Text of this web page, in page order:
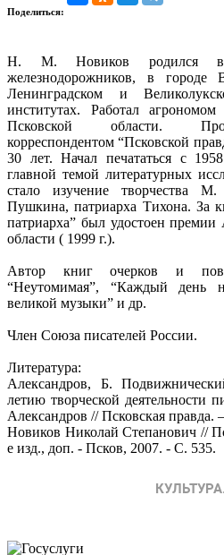
Поделиться:
Н. М. Новиков родился в
железнодорожников, в
Ленинградском и
институтах. Работал
Псковской области.
корреспондентом “Псковской
30 лет. Начал печататься с
главной темой литературных
стало изучение творчества
Пушкина, патриарха Тихона. За
патриарха” был удостоен
области ( 1999 г.).
Автор книг очерков и
“Неутомимая”, “Каждый день
великой музыки” и др.
Член Союза писателей России.
Литература:
Александров, Б.
летию творческой деятельности
Александров // Псковская правда.
Новиков Николай Степанович //
е изд., доп. - Псков, 2007. - С. 535.